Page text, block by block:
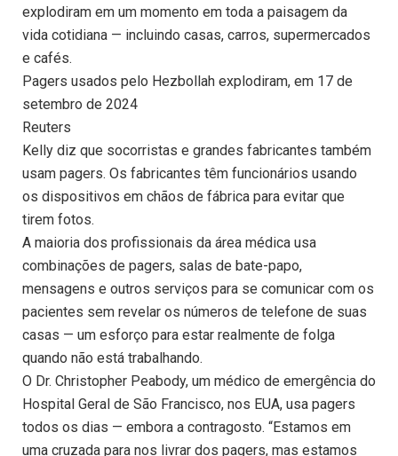
explodiram em um momento em toda a paisagem da
vida cotidiana — incluindo casas, carros, supermercados
e cafés.
Pagers usados pelo Hezbollah explodiram, em 17 de
setembro de 2024
Reuters
Kelly diz que socorristas e grandes fabricantes também
usam pagers. Os fabricantes têm funcionários usando
os dispositivos em chãos de fábrica para evitar que
tirem fotos.
A maioria dos profissionais da área médica usa
combinações de pagers, salas de bate-papo,
mensagens e outros serviços para se comunicar com os
pacientes sem revelar os números de telefone de suas
casas — um esforço para estar realmente de folga
quando não está trabalhando.
O Dr. Christopher Peabody, um médico de emergência do
Hospital Geral de São Francisco, nos EUA, usa pagers
todos os dias — embora a contragosto. “Estamos em
uma cruzada para nos livrar dos pagers, mas estamos